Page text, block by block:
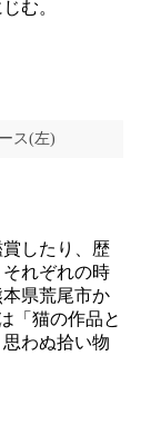
む。
ス(左)
したり、歴
れぞれの時
県荒尾市か
「猫の作品と
わぬ拾い物